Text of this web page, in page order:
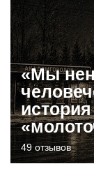
«Мы
49 отзывов